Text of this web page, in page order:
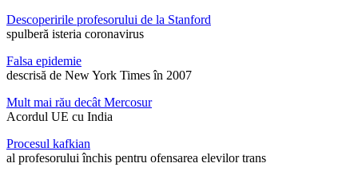
Descoperirile profesorului de la Stanford
spulberă isteria coronavirus
Falsa epidemie
descrisă de New York Times în 2007
Mult mai rău decât Mercosur
Acordul UE cu India
Procesul kafkian
al profesorului închis pentru ofensarea elevilor trans